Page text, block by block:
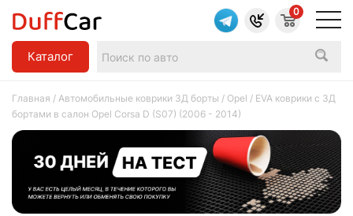
Каталог
0
Главная / Автомобильные коврики 3Д борты / Opel / EVA коврики c 3Д
бортами в салон Opel Corsa D (S07) (2006 - 2014)